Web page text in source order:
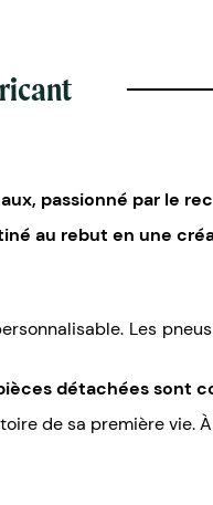
passionné par le
au rebut en une
Les
détachées sont
de sa première vie.